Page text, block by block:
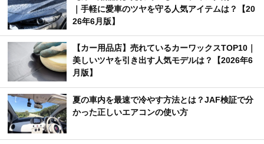
｜手軽に愛車のツヤを守る人気アイテムは？【20
26年6月版】
【カー用品店】売れているカーワックスTOP10｜
美しいツヤを引き出す人気モデルは？【2026年6
月版】
夏の車内を最速で冷やす方法とは？JAF検証で分
かった正しいエアコンの使い方